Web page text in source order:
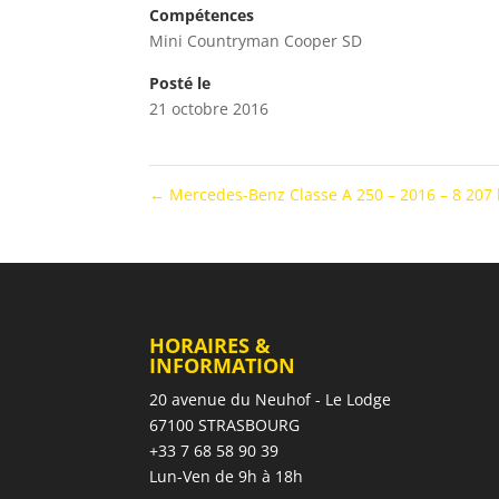
Compétences
Mini Countryman Cooper SD
Posté le
21 octobre 2016
← Mercedes-Benz Classe A 250 – 2016 – 8 207
HORAIRES &
INFORMATION
20 avenue du Neuhof - Le Lodge
67100 STRASBOURG
+33 7 68 58 90 39
Lun-Ven de 9h à 18h